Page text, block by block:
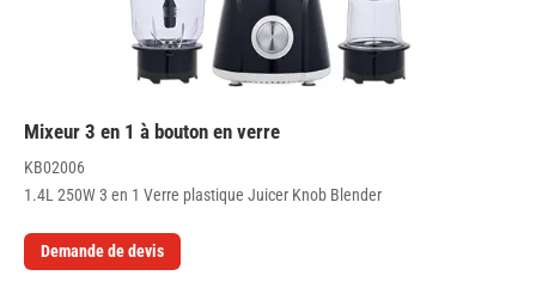
Mixeur 3 en 1 à bouton en verre
KB02006
1.4L 250W 3 en 1 Verre plastique Juicer Knob Blender
Demande de devis